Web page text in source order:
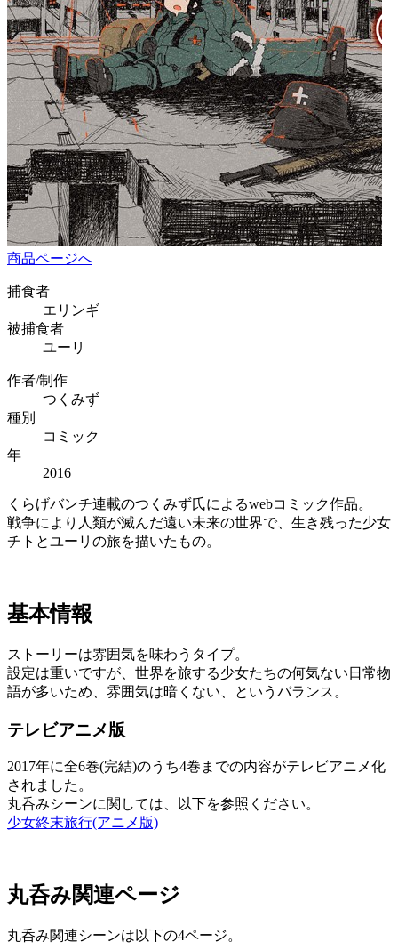
商品ページへ
捕食者
エリンギ
被捕食者
ユーリ
作者/制作
つくみず
種別
コミック
年
2016
くらげバンチ連載のつくみず氏によるwebコミック作品。
戦争により人類が滅んだ遠い未来の世界で、生き残った少女
チトとユーリの旅を描いたもの。
基本情報
ストーリーは雰囲気を味わうタイプ。
設定は重いですが、世界を旅する少女たちの何気ない日常物
語が多いため、雰囲気は暗くない、というバランス。
テレビアニメ版
2017年に全6巻(完結)のうち4巻までの内容がテレビアニメ化
されました。
丸呑みシーンに関しては、以下を参照ください。
少女終末旅行(アニメ版)
丸呑み関連ページ
丸呑み関連シーンは以下の4ページ。